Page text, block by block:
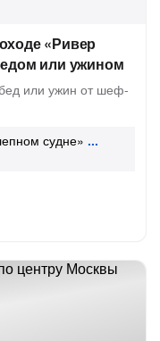
«Ривер
или ужином
или ужин от шеф-
судне»